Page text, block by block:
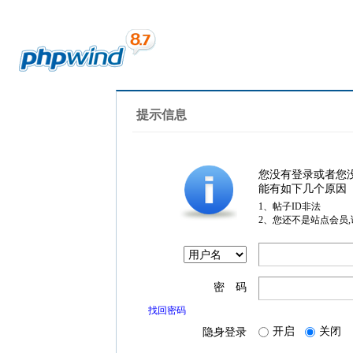
提示信息
您没有登录或者您
能有如下几个原因
1、帖子ID非法
2、您还不是站点会员
密 码
找回密码
隐身登录 开启 关闭